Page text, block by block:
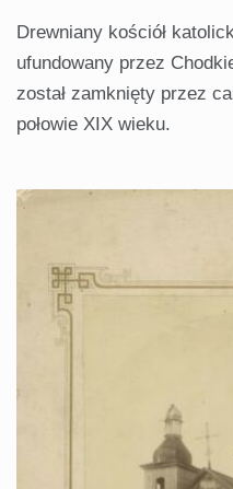
Drewniany kościół
ufundowany przez
został zamknięty przez
połowie XIX wieku.